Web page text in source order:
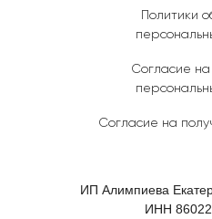
Политики
Согласие на
Согласие на
ИП Алимпиева
ИНН